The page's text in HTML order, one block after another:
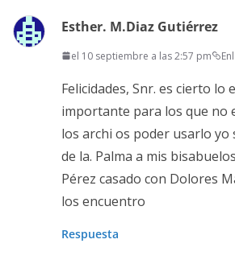
Esther. M.Diaz Gutiérrez
el 10 septiembre a las 2:57 pm
Felicidades, Snr. es cierto
importante para los que no
los archi os poder usarlo yo
de la. Palma a mis
Pérez casado con Dolores
los encuentro
Respuesta